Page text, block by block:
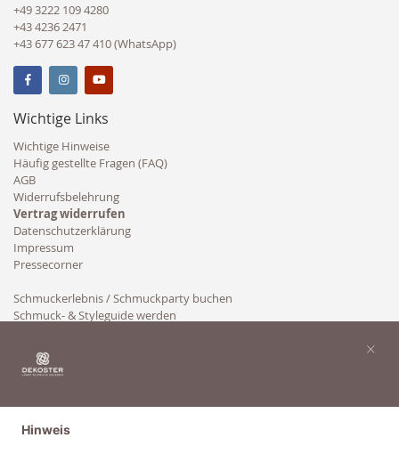
+49 3222 109 4280
+43 4236 2471
+43 677 623 47 410 (WhatsApp)
Wichtige Links
Wichtige Hinweise
Häufig gestellte Fragen (FAQ)
AGB
Widerrufsbelehrung
Vertrag widerrufen
Datenschutzerklärung
Impressum
Pressecorner
Schmuckerlebnis / Schmuckparty buchen
Schmuck- & Styleguide werden
Hinweis
×